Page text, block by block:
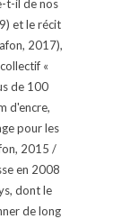
t-il de nos
et le récit
2017),
«
de 100
d'encre,
pour les
2015 /
en 2008
dont le
de long